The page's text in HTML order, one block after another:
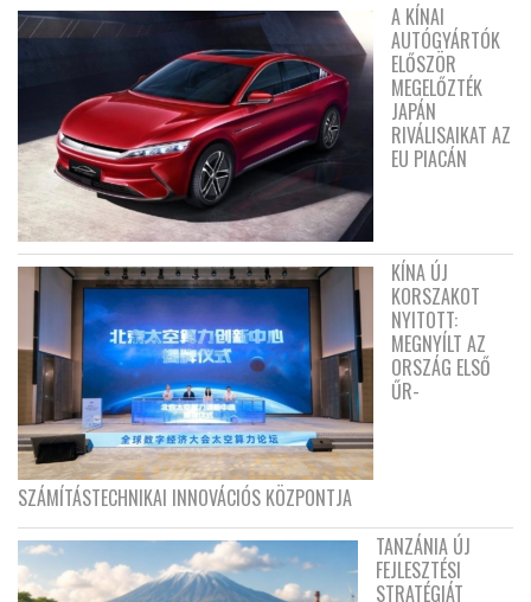
A KÍNAI
AUTÓGYÁRTÓK
ELŐSZÖR
MEGELŐZTÉK
JAPÁN
RIVÁLISAIKAT AZ
EU PIACÁN
KÍNA ÚJ
KORSZAKOT
NYITOTT:
MEGNYÍLT AZ
ORSZÁG ELSŐ
ŰR-
SZÁMÍTÁSTECHNIKAI INNOVÁCIÓS KÖZPONTJA
TANZÁNIA ÚJ
FEJLESZTÉSI
STRATÉGIÁT